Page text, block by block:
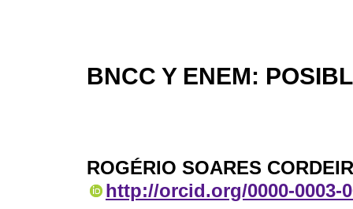
BNCC Y ENEM:
ROGÉRIO SOARES
http://orcid.org/0000-0003-